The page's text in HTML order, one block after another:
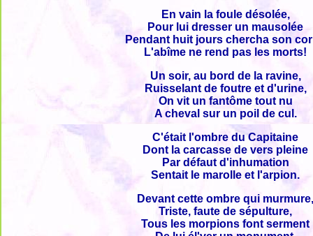
En vain la foule désolée,
Pour lui dresser un mausolée
Pendant huit jours chercha son
L'abîme ne rend pas les morts!
Un soir, au bord de la ravine,
Ruisselant de foutre et d'urine,
On vit un fantôme tout nu
A cheval sur un poil de cul.
C'était l'ombre du Capitaine
Dont la carcasse de vers pleine
Par défaut d'inhumation
Sentait le marolle et l'arpion.
Devant cette ombre qui
Triste, faute de sépulture,
Tous les morpions font serment